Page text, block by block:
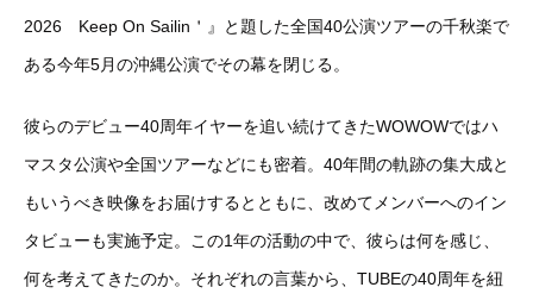
2026 Keep On Sailin＇』と題した全国40公演ツアーの千秋楽で
ある今年5月の沖縄公演でその幕を閉じる。
彼らのデビュー40周年イヤーを追い続けてきたWOWOWではハ
マスタ公演や全国ツアーなどにも密着。40年間の軌跡の集大成と
もいうべき映像をお届けするとともに、改めてメンバーへのイン
タビューも実施予定。この1年の活動の中で、彼らは何を感じ、
何を考えてきたのか。それぞれの言葉から、TUBEの40周年を紐